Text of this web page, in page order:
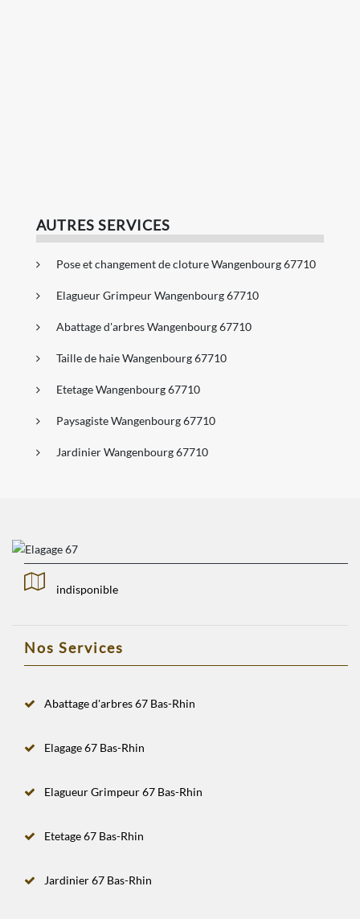
AUTRES SERVICES
Pose et changement de cloture Wangenbourg 67710
Elagueur Grimpeur Wangenbourg 67710
Abattage d'arbres Wangenbourg 67710
Taille de haie Wangenbourg 67710
Etetage Wangenbourg 67710
Paysagiste Wangenbourg 67710
Jardinier Wangenbourg 67710
indisponible
Nos Services
Abattage d'arbres 67 Bas-Rhin
Elagage 67 Bas-Rhin
Elagueur Grimpeur 67 Bas-Rhin
Etetage 67 Bas-Rhin
Jardinier 67 Bas-Rhin